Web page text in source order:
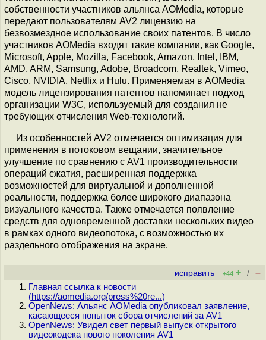
собственности участников альянса AOMedia, которые
передают пользователям AV2 лицензию на
безвозмездное использование своих патентов. В число
участников AOMedia входят такие компании, как Google,
Microsoft, Apple, Mozilla, Facebook, Amazon, Intel, IBM,
AMD, ARM, Samsung, Adobe, Broadcom, Realtek, Vimeo,
Cisco, NVIDIA, Netflix и Hulu. Применяемая в AOMedia
модель лицензирования патентов напоминает подход
организации W3C, используемый для создания не
требующих отчисления Web-технологий.
Из особенностей AV2 отмечается оптимизация для
применения в потоковом вещании, значительное
улучшение по сравнению с AV1 производительности
операций сжатия, расширенная поддержка
возможностей для виртуальной и дополненной
реальности, поддержка более широкого диапазона
визуального качества. Также отмечается появление
средств для одновременной доставки нескольких видео
в рамках одного видеопотока, с возможностью их
раздельного отображения на экране.
исправить +44 + / –
Главная ссылка к новости
(https://aomedia.org/press%20re...)
OpenNews: Альянс AOMedia опубликовал заявление,
касающееся попыток сбора отчислений за AV1
OpenNews: Увидел свет первый выпуск открытого
видеокодека нового поколения AV1